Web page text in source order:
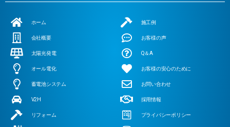
ホーム
会社概要
太陽光発電
オール電化
蓄電池システム
V2H
リフォーム
施工例
お客様の声
Q＆A
お客様の安心のために
お問い合わせ
採用情報
プライバシーポリシー